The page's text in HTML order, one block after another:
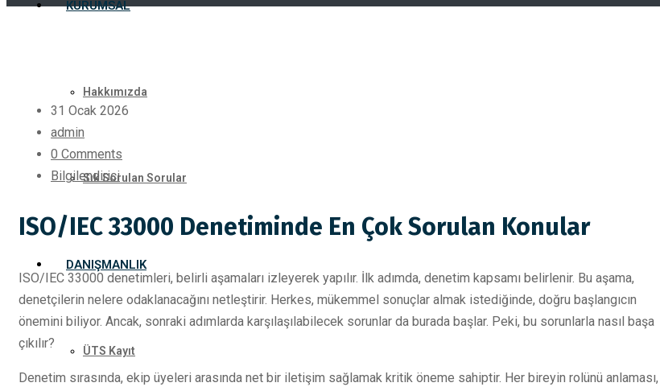
KURUMSAL
Hakkımızda
Sık Sorulan Sorular
DANIŞMANLIK
ÜTS Kayıt
31 Ocak 2026
admin
0 Comments
Bilgilendirici
ISO/IEC 33000 Denetiminde En Çok Sorulan Konular
ISO/IEC 33000 denetimleri, belirli aşamaları izleyerek yapılır. İlk adımda, denetim kapsamı belirlenir. Bu aşama,
denetçilerin nelere odaklanacağını netleştirir. Herkes, mükemmel sonuçlar almak istediğinde, doğru başlangıcın
önemini biliyor. Ancak, sonraki adımlarda karşılaşılabilecek sorunlar da burada başlar. Peki, bu sorunlarla nasıl başa
çıkılır?
Denetim sırasında, ekip üyeleri arasında net bir iletişim sağlamak kritik öneme sahiptir. Her bireyin rolünü anlaması,